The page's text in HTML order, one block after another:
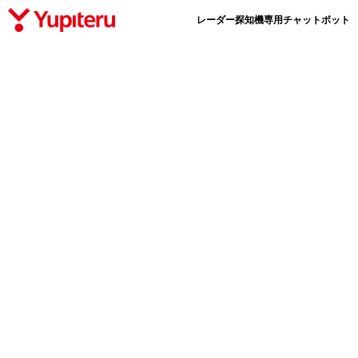
レーダー探知機専用チャットボット